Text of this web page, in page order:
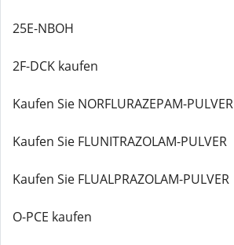
25E-NBOH
2F-DCK kaufen
Kaufen Sie NORFLURAZEPAM-PULVER
Kaufen Sie FLUNITRAZOLAM-PULVER
Kaufen Sie FLUALPRAZOLAM-PULVER
O-PCE kaufen